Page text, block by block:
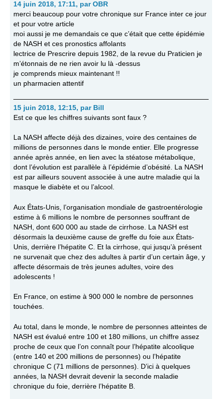
14 juin 2018, 17:11, par OBR
merci beaucoup pour votre chronique sur France inter ce jour
et pour votre article
moi aussi je me demandais ce que c’était que cette épidémie
de NASH et ces pronostics affolants
lectrice de Prescrire depuis 1982, de la revue du Praticien je
m’étonnais de ne rien avoir lu là -dessus
je comprends mieux maintenant !!
un pharmacien attentif
15 juin 2018, 12:15, par Bill
Est ce que les chiffres suivants sont faux ?
La NASH affecte déjà des dizaines, voire des centaines de
millions de personnes dans le monde entier. Elle progresse
année après année, en lien avec la stéatose métabolique,
dont l’évolution est parallèle à l’épidémie d’obésité. La NASH
est par ailleurs souvent associée à une autre maladie qui la
masque le diabète et ou l’alcool.
Aux États-Unis, l’organisation mondiale de gastroentérologie
estime à 6 millions le nombre de personnes souffrant de
NASH, dont 600 000 au stade de cirrhose. La NASH est
désormais la deuxième cause de greffe du foie aux États-
Unis, derrière l’hépatite C. Et la cirrhose, qui jusqu’à présent
ne survenait que chez des adultes à partir d’un certain âge, y
affecte désormais de très jeunes adultes, voire des
adolescents !
En France, on estime à 900 000 le nombre de personnes
touchées.
Au total, dans le monde, le nombre de personnes atteintes de
NASH est évalué entre 100 et 180 millions, un chiffre assez
proche de ceux que l’on connaît pour l’hépatite alcoolique
(entre 140 et 200 millions de personnes) ou l’hépatite
chronique C (71 millions de personnes). D’ici à quelques
années, la NASH devrait devenir la seconde maladie
chronique du foie, derrière l’hépatite B.